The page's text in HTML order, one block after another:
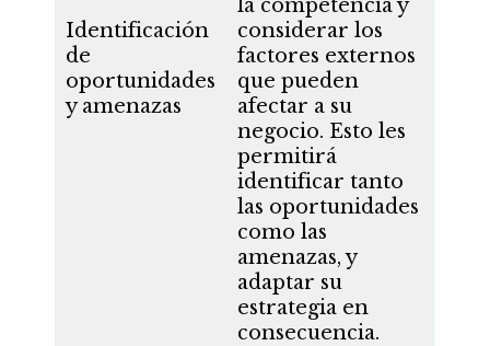
Identificación
de
oportunidades
y amenazas
la competencia y
considerar los
factores externos
que pueden
afectar a su
negocio. Esto les
permitirá
identificar tanto
las oportunidades
como las
amenazas, y
adaptar su
estrategia en
consecuencia.